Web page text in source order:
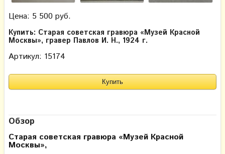
Цена: 5 500 руб.
Купить: Старая советская гравюра «Музей Красной
Москвы», гравер Павлов И. Н., 1924 г.
Артикул: 15174
Обзор
Старая советская гравюра «Музей Красной
Москвы»,